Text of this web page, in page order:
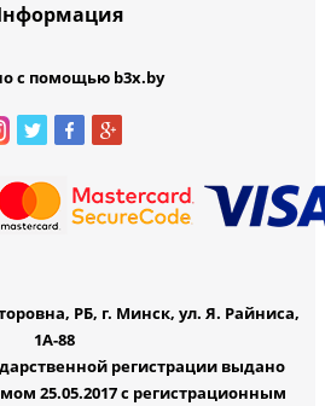
с помощью b3x.by
РБ, г. Минск, ул. Я. Райниса,
1А-88
регистрации выдано
25.05.2017 с регистрационным